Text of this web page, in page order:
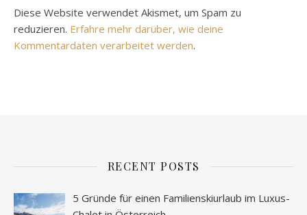
Diese Website verwendet Akismet, um Spam zu
reduzieren. Erfahre mehr darüber, wie deine
Kommentardaten verarbeitet werden.
RECENT POSTS
5 Gründe für einen Familienskiurlaub im Luxus-